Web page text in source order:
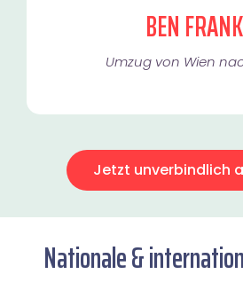
BEN
Umzug von Wien
Jetzt unverbindlich
Nationale &